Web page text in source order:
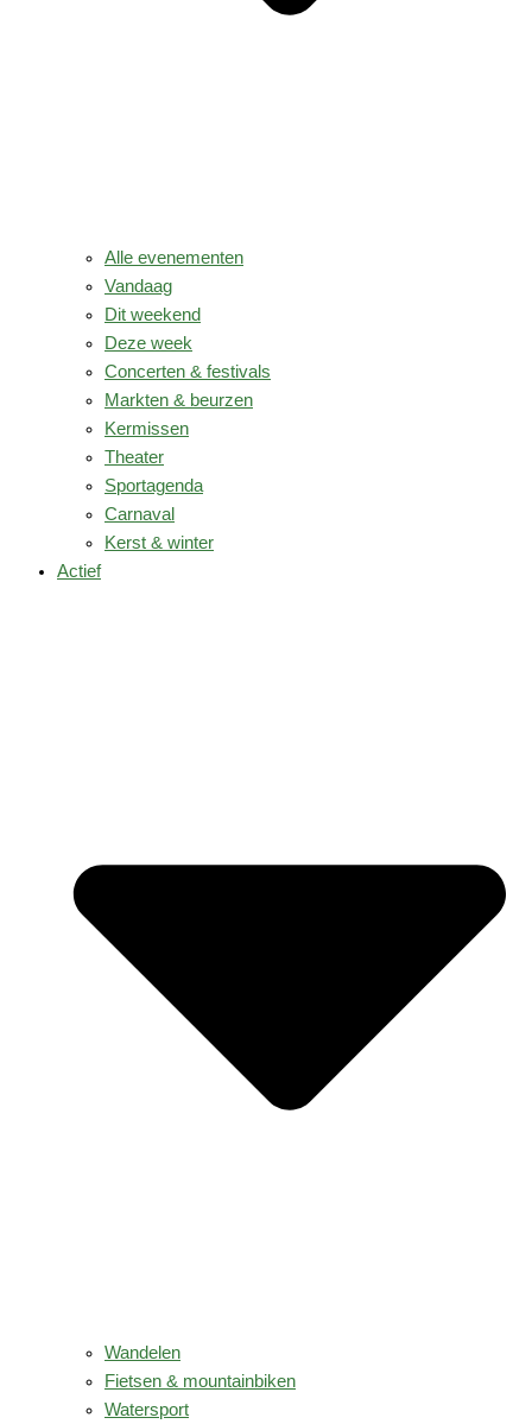
Alle evenementen
Vandaag
Dit weekend
Deze week
Concerten & festivals
Markten & beurzen
Kermissen
Theater
Sportagenda
Carnaval
Kerst & winter
Actief
Wandelen
Fietsen & mountainbiken
Watersport